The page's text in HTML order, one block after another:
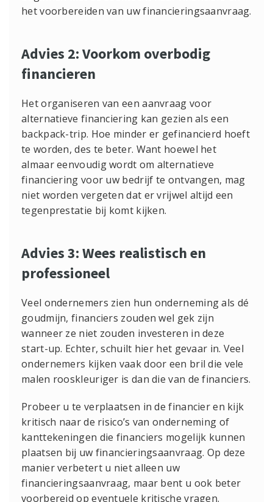
het voorbereiden van uw financieringsaanvraag.
Advies 2: Voorkom overbodig
financieren
Het organiseren van een aanvraag voor
alternatieve financiering kan gezien als een
backpack-trip. Hoe minder er gefinancierd hoeft
te worden, des te beter. Want hoewel het
almaar eenvoudig wordt om alternatieve
financiering voor uw bedrijf te ontvangen, mag
niet worden vergeten dat er vrijwel altijd een
tegenprestatie bij komt kijken.
Advies3: Wees realistisch en
professioneel
Veel ondernemers zien hun onderneming als dé
goudmijn, financiers zouden wel gek zijn
wanneer ze niet zouden investeren in deze
start-up. Echter, schuilt hier het gevaar in. Veel
ondernemers kijken vaak door een bril die vele
malen rooskleuriger is dan die van de financiers.
Probeer u te verplaatsen in de financier en kijk
kritisch naar de risico’s van onderneming of
kanttekeningen die financiers mogelijk kunnen
plaatsen bij uw financieringsaanvraag. Op deze
manier verbetert u niet alleen uw
financieringsaanvraag, maar bent u ook beter
voorbereid op eventuele kritische vragen.